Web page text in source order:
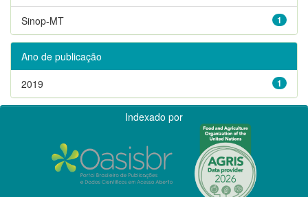
1
Sinop-MT
Ano de publicação
1
2019
Indexado por